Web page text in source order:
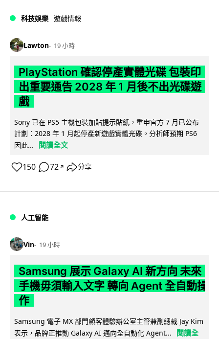
科技娛樂 遊戲情報
Lawton 19 小時
PlayStation 確認停產實體光碟 包裝印
出重要通告 2028 年 1 月後不出光碟遊
戲
Sony 已在 PS5 主機包裝加貼提示貼紙，重申官方 7 月已公布
計劃：2028 年 1 月起停產新遊戲實體光碟。分析師預期 PS6
因此...
閱讀全文
150 72 ↗ 分享
人工智能
Vin 19 小時
Samsung 展示 Galaxy AI 新方向 未來
手機毋須輸入文字 轉向 Agent 全自動操
作
Samsung 電子 MX 部門顧客體驗辦公室主管兼副總裁 Jay Kim
表示，品牌正推動 Galaxy AI 邁向全自動化 Agent...
閱讀全